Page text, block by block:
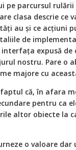
pe parcursul
clasa descrie ce
au şi ce acţiuni
de
expusă de
nostru. Pare o
majore cu
faptul că, în afara
pentru ca
altor obiecte la
o valoare dar